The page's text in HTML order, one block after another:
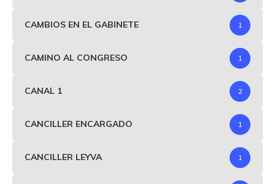
CAMBIOS EN EL GABINETE 1
CAMINO AL CONGRESO 1
CANAL 1 2
CANCILLER ENCARGADO 1
CANCILLER LEYVA 1